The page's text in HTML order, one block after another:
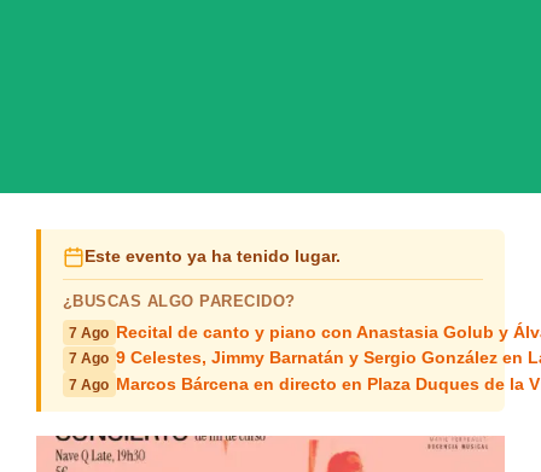
Este evento ya ha tenido lugar.
¿BUSCAS ALGO PARECIDO?
7 Ago Recital de canto y piano con Anastasia Golub y
7 Ago 9 Celestes, Jimmy Barnatán y Sergio González en
7 Ago Marcos Bárcena en directo en Plaza Duques de la